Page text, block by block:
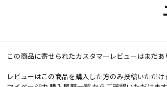
この商品に寄せられたカスタマーレビューはまだあ
レビューはこの商品を購入した方のみ投稿いただけ